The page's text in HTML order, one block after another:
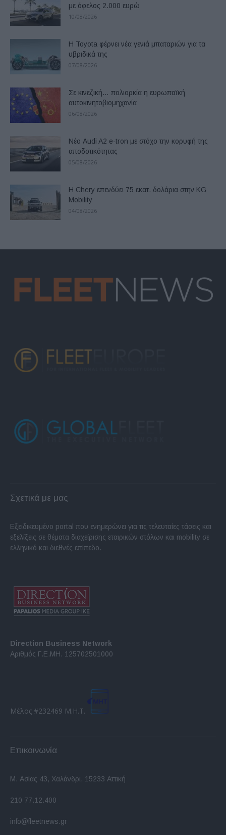
με όφελος 2.000 ευρώ
10/08/2026
Η Toyota φέρνει νέα γενιά μπαταριών για τα
υβριδικά της
07/08/2026
Σε κινεζική… πολιορκία η ευρωπαϊκή
αυτοκινητοβιομηχανία
06/08/2026
Νέο Audi A2 e-tron με στόχο την κορυφή της
αποδοτικότητας
05/08/2026
Η Chery επενδύει 75 εκατ. δολάρια στην KG
Mobility
04/08/2026
Σχετικά με μας
Εξειδικευμένο portal που ενημερώνει για τις τελευταίες τάσεις και
εξελίξεις σε θέματα διαχείρισης εταιρικών στόλων και mobility σε
ελληνικό και διεθνές επίπεδο.
Direction Business Network
Αριθμός Γ.Ε.ΜΗ. 125702501000
Μέλος #232469 Μ.Η.Τ.
Επικοινωνία
Μ. Ασίας 43, Χαλάνδρι, 15233 Αττική
210 77.12.400
info@fleetnews.gr